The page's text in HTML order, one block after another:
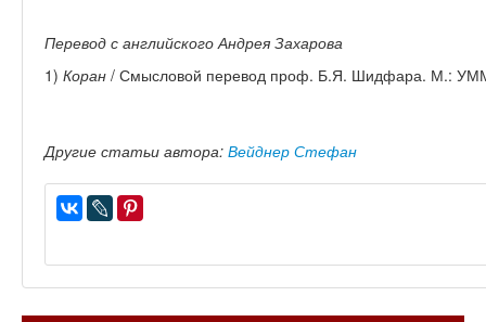
Перевод с английского Андрея Захарова
1) Коран / Смысловой перевод проф. Б.Я. Шидфара. М.:
Другие статьи автора: Вейднер Стефан